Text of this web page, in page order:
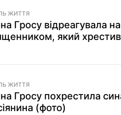
ЖИТТЯ
Гросу відреагувала
який хрестив
ЖИТТЯ
Гросу похрестила
(фото)